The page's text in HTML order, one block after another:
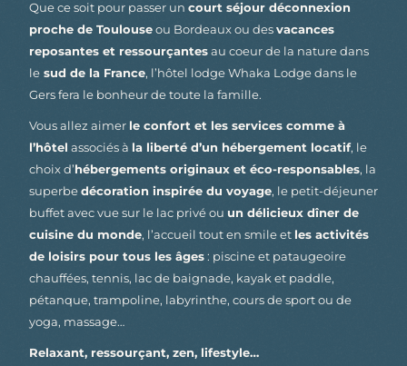
Que ce soit pour passer un court séjour déconnexion
proche de Toulouseou Bordeaux ou desvacances
reposantes et ressourçantesau coeur de la nature dans
le sud de la France, l’hôtel lodge Whaka Lodge dans le
Gers fera le bonheur de toute la famille.
Vous allez aimer le confort et les services comme à
l’hôtel associés à la liberté d’un hébergement locatif, le
choix d’hébergements originaux et éco-responsables, la
superbedécoration inspirée du voyage, le petit-déjeuner
buffet avec vue sur le lac privé ou un délicieux dîner de
cuisine du monde, l’accueil tout en smile et les activités
de loisirs pour tous les âges: piscine et pataugeoire
chauffées, tennis, lac de baignade, kayak et paddle,
pétanque, trampoline, labyrinthe, cours de sport ou de
yoga, massage…
Relaxant, ressourçant, zen, lifestyle…